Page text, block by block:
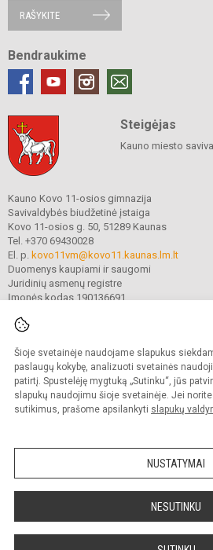
Šioje svetainėje naudojame slapukus
paslaugų kokybę, analizuoti svetainės
patirtį. Spustelėję mygtuką „Sutinku“, jūs
slapukų naudojimu šioje svetainėje. Jei
sutikimus, prašome apsilankyti slapukų
NUSTATYMAI
NESUTINKU
RAŠYKITE
Bendraukime
Steigėjas
Kauno miesto
Kauno Kovo 11-osios gimnazija
Savivaldybės biudžetinė įstaiga
Kovo 11-osios g. 50, 51289 Kaunas
Tel. +370 69430028
El. p. kovo11vm@kovo11.kaunas.lm.lt
Duomenys kaupiami ir saugomi
Juridinių asmenų registre
Įmonės kodas 190136691
© 2021. Kauno Kovo 11-osios
Kopijuoti turinį be raštiško gimnazijos
Prieinamumo paraiška
Sumanus būdas atnaujinti